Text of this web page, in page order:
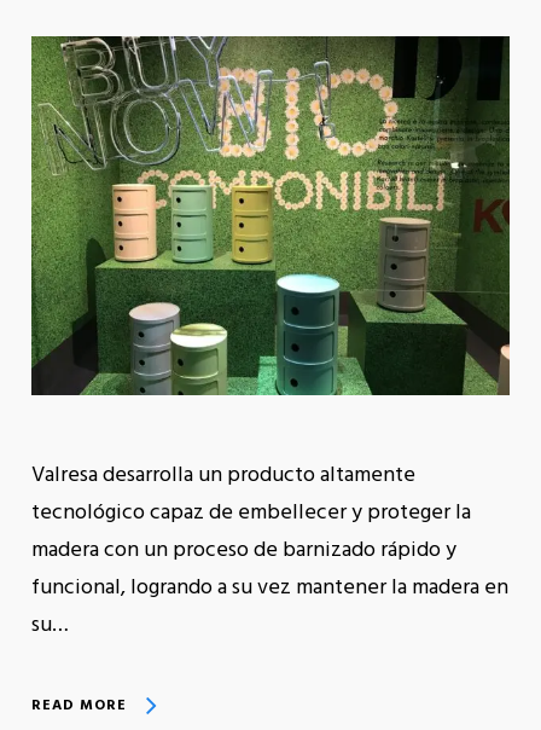
Valresa desarrolla un producto altamente
tecnológico capaz de embellecer y proteger la
madera con un proceso de barnizado rápido y
funcional, logrando a su vez mantener la madera en
su…
READ MORE